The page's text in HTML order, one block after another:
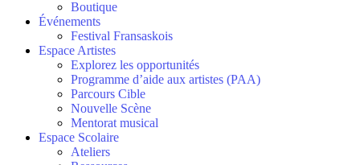
Boutique
Événements
Festival Fransaskois
Espace Artistes
Explorez les opportunités
Programme d’aide aux artistes (PAA)
Parcours Cible
Nouvelle Scène
Mentorat musical
Espace Scolaire
Ateliers